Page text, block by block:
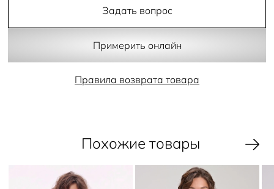
- две пуговицы
Задать вопрос
Примерить онлайн
Правила возврата товара
Похожие товары